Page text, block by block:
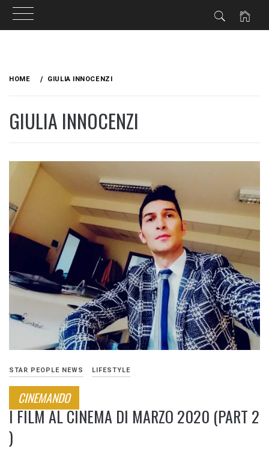
HOME GIULIA INNOCENZI
GIULIA INNOCENZI
STAR PEOPLE NEWS LIFESTYLE
CINEMANDO
I FILM AL CINEMA DI MARZO 2020 (PART 2
)